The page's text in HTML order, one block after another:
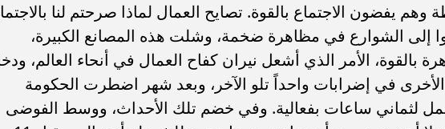
يفضون الاجتماع بالقوة. تصايح العمال لماذا صرحتم لنا
إلى الشوارع في مظاهرة ضخمة، وشلت هذه المصانع الكبيرة،
بالقوة، الأمر الذي أشعل نيران كفاح العمال في أنحاء العالم،
الأخرى في إضرابات واحداً تلو الآخر، وبعد شهر اضطرت الحكومة
لثماني ساعات بفعالية. وفي خضم تلك الأحداث، ووسط الفوضى